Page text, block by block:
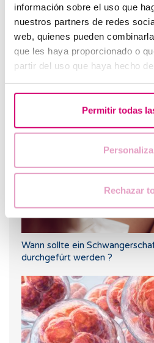
información sobre el uso que
nuestros partners de redes
web, quienes pueden
que les haya proporcionado o
partir del uso que haya hecho
Permitir todas
Rechazar
Progesteron, wann sollte es
Wann sollte ein
durchgefürt werden ?